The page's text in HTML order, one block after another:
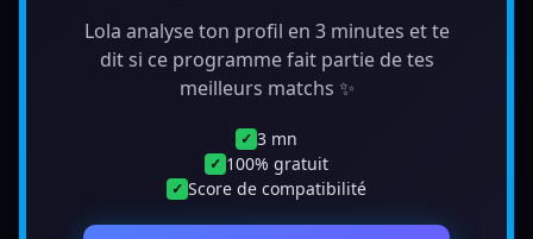
Lola analyse ton profil en 3 minutes et te
dit si ce programme fait partie de tes
meilleurs matchs ✨
✓ 3 mn
✓ 100% gratuit
✓ Score de compatibilité